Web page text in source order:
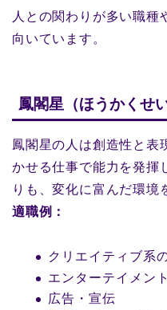
人との関わりが多い職種
向いています。
鳳閣星（ほうかくせい
鳳閣星の人は創造性と表
かせる仕事で能力を発揮
りも、変化に富んだ環境
適職例：
クリエイティブ系
エンターテイメン
広告・宣伝